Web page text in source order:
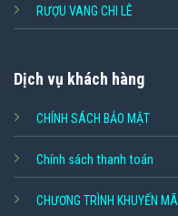
RƯỢU VANG CHI LÊ
Dịch vụ khách hàng
CHÍNH SÁCH BẢO MẬT
Chính sách thanh toán
CHƯƠNG TRÌNH KHUYẾN MÃI